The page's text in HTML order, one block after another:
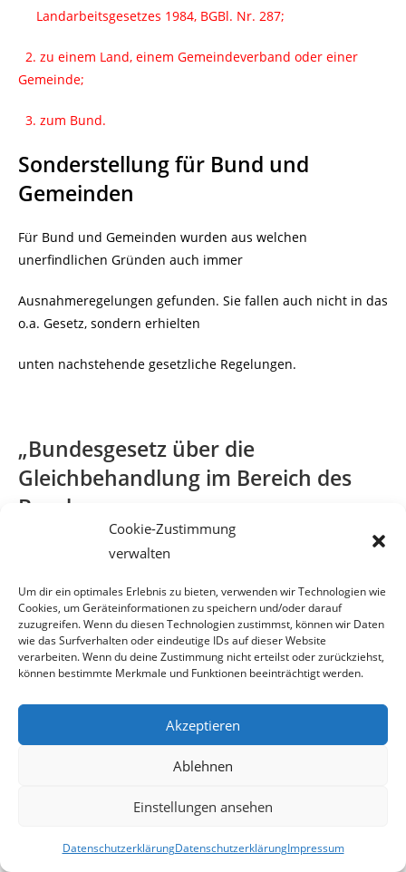
Cookie-Zustimmung
verwalten
Um dir ein optimales Erlebnis zu bieten, verwenden wir Technologien wie
Cookies, um Geräteinformationen zu speichern und/oder darauf
zuzugreifen. Wenn du diesen Technologien zustimmst, können wir Daten
wie das Surfverhalten oder eindeutige IDs auf dieser Website
verarbeiten. Wenn du deine Zustimmung nicht erteilst oder zurückziehst,
können bestimmte Merkmale und Funktionen beeinträchtigt werden.
Akzeptieren
Ablehnen
Einstellungen ansehen
DatenschutzerklärungDatenschutzerklärungImpressum
Landarbeitsgesetzes 1984, BGBl. Nr. 287;
2. zu einem Land, einem Gemeindeverband oder einer
Gemeinde;
3. zum Bund.
Sonderstellung für Bund und
Gemeinden
Für Bund und Gemeinden wurden aus welchen
unerfindlichen Gründen auch immer
Ausnahmeregelungen gefunden. Sie fallen auch nicht in das
o.a. Gesetz, sondern erhielten
unten nachstehende gesetzliche Regelungen.
„Bundesgesetz über die
Gleichbehandlung im Bereich des
Bundes
(Bundes-Gleichbehandlungsgesetz – B-GlBG)“
Ausschreibung von Arbeitsplätzen und Funktionen
§ 15. (1) In Ausschreibungen von Arbeitsplätzen und
Funktionen sind die mit dem Arbeits-
Aufgaben so zu formulieren, dass sie
zu keiner Diskriminierung einer Person wegen einer im § 13
die das Vorliegen eines